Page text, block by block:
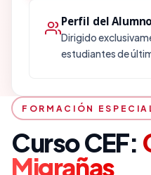
Perfil del Alumno
Dirigido
estudiantes de
FORMACIÓN
Curso CEF:
Migrañas